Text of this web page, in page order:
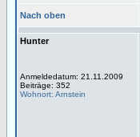
Nach oben
Hunter
Anmeldedatum: 21.11.2009
Beiträge: 352
Wohnort: Arnstein